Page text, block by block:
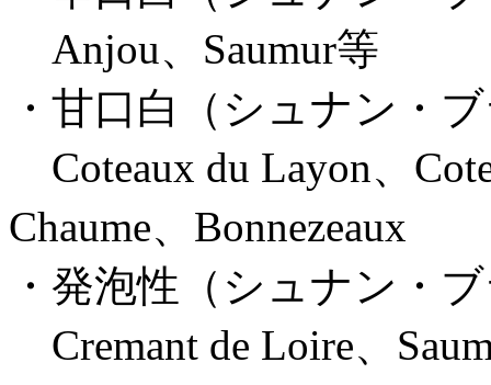
Anjou、Saumur等
・甘口白（シュナン・
Coteaux du Layon、
Chaume、Bonnezeaux
・発泡性（シュナン・
Cremant de Loire、